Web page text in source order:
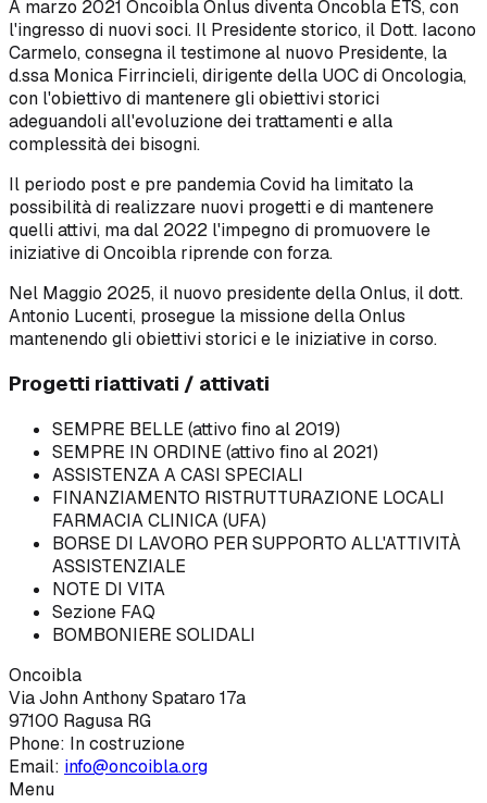
A marzo 2021 Oncoibla Onlus diventa Oncobla ETS, con
l'ingresso di nuovi soci. Il Presidente storico, il Dott. Iacono
Carmelo, consegna il testimone al nuovo Presidente, la
d.ssa Monica Firrincieli, dirigente della UOC di Oncologia,
con l'obiettivo di mantenere gli obiettivi storici
adeguandoli all'evoluzione dei trattamenti e alla
complessità dei bisogni.
Il periodo post e pre pandemia Covid ha limitato la
possibilità di realizzare nuovi progetti e di mantenere
quelli attivi, ma dal 2022 l'impegno di promuovere le
iniziative di Oncoibla riprende con forza.
Nel Maggio 2025, il nuovo presidente della Onlus, il dott.
Antonio Lucenti, prosegue la missione della Onlus
mantenendo gli obiettivi storici e le iniziative in corso.
Progetti riattivati / attivati
SEMPRE BELLE (attivo fino al 2019)
SEMPRE IN ORDINE (attivo fino al 2021)
ASSISTENZA A CASI SPECIALI
FINANZIAMENTO RISTRUTTURAZIONE LOCALI
FARMACIA CLINICA (UFA)
BORSE DI LAVORO PER SUPPORTO ALL'ATTIVITÀ
ASSISTENZIALE
NOTE DI VITA
Sezione FAQ
BOMBONIERE SOLIDALI
Oncoibla
Via John Anthony Spataro 17a
97100 Ragusa RG
Phone: In costruzione
Email: info@oncoibla.org
Menu